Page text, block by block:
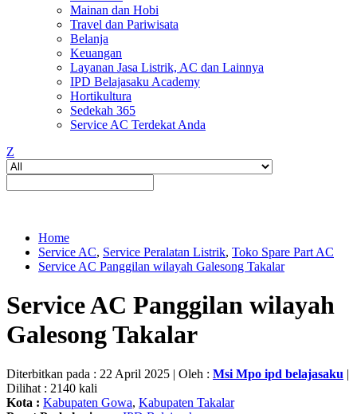
Mainan dan Hobi
Travel dan Pariwisata
Belanja
Keuangan
Layanan Jasa Listrik, AC dan Lainnya
IPD Belajasaku Academy
Hortikultura
Sedekah 365
Service AC Terdekat Anda
Z
Home
Service AC, Service Peralatan Listrik, Toko Spare Part AC
Service AC Panggilan wilayah Galesong Takalar
Service AC Panggilan wilayah
Galesong Takalar
Diterbitkan pada : 22 April 2025 | Oleh : Msi Mpo ipd belajasaku |
Dilihat : 2140 kali
Kota : Kabupaten Gowa, Kabupaten Takalar